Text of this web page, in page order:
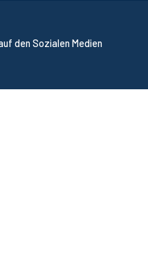
den Sozialen Medien